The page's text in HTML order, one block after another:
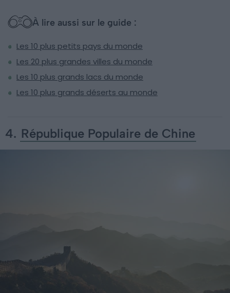
À lire aussi sur le guide :
Les 10 plus petits pays du monde
Les 20 plus grandes villes du monde
Les 10 plus grands lacs du monde
Les 10 plus grands déserts au monde
4. République Populaire de Chine